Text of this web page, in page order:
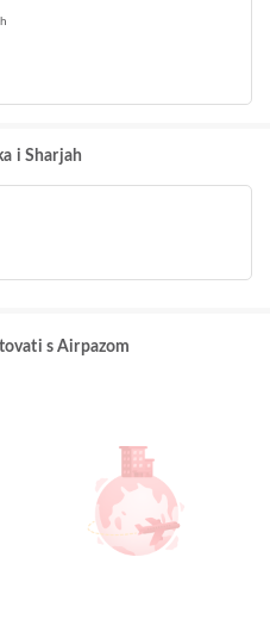
i Sharjah
s Airpazom